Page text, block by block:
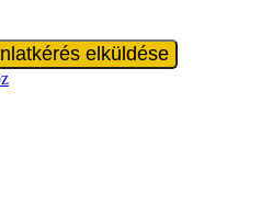
elküldése